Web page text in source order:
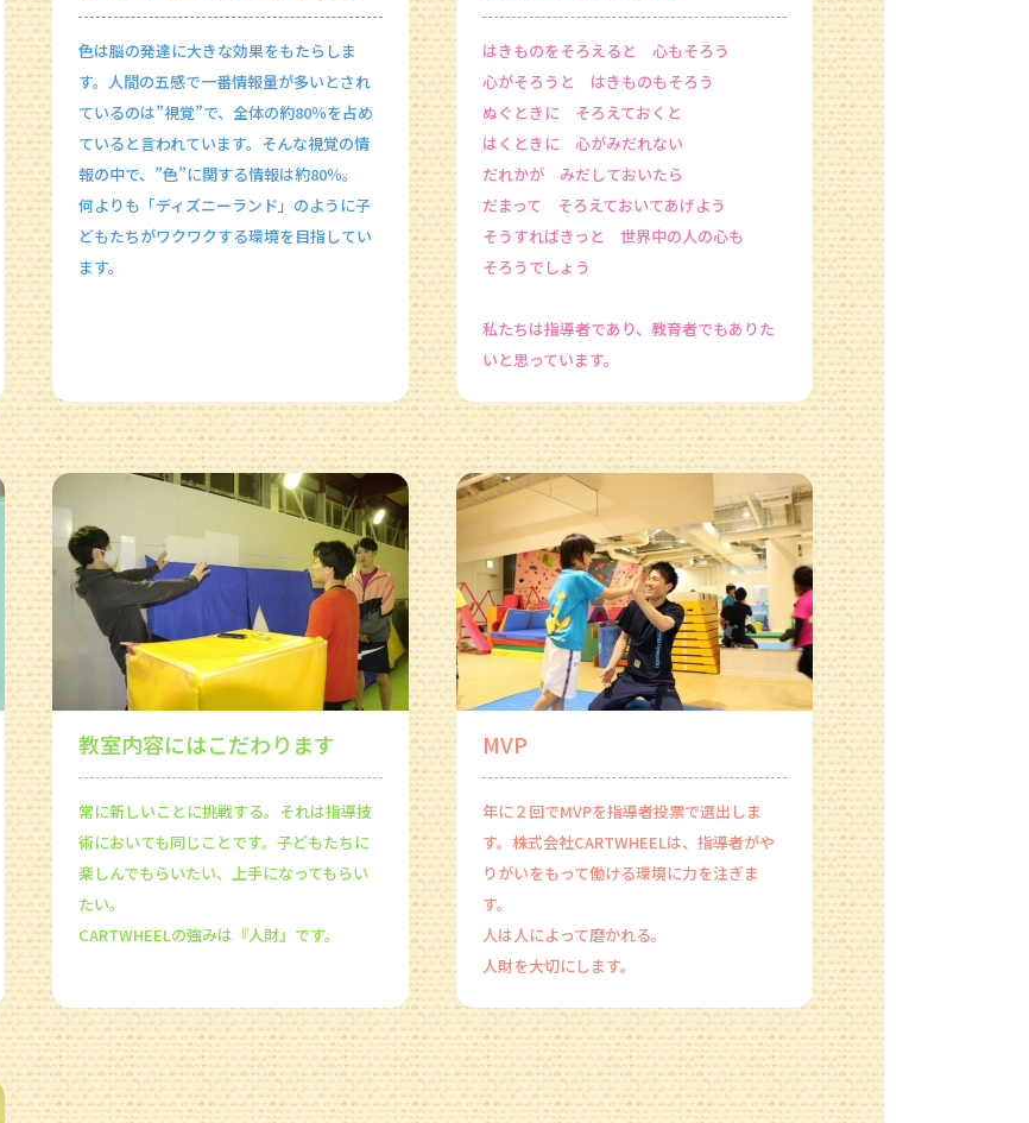
色は脳の発達に大きな効果をもたらしま
す。人間の五感で一番情報量が多いとされ
ているのは”視覚”で、全体の約80％を占め
ていると言われています。そんな視覚の情
報の中で、”色”に関する情報は約80％。
何よりも「ディズニーランド」のように子
どもたちがワクワクする環境を目指してい
ます。
はきものをそろえると 心もそろう
心がそろうと はきものもそろう
ぬぐときに そろえておくと
はくときに 心がみだれない
だれかが みだしておいたら
だまって そろえておいてあげよう
そうすればきっと 世界中の人の心も
そろうでしょう
私たちは指導者であり、教育者でもありた
いと思っています。
教室内容にはこだわります
常に新しいことに挑戦する。それは指導技
術においても同じことです。子どもたちに
楽しんでもらいたい、上手になってもらい
たい。
CARTWHEELの強みは『人財』です。
MVP
年に２回でMVPを指導者投票で選出しま
す。株式会社CARTWHEELは、指導者がや
りがいをもって働ける環境に力を注ぎま
す。
人は人によって磨かれる。
人財を大切にします。